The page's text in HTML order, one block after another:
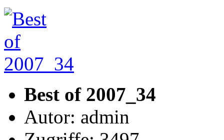
Best of 2007_34
Autor: admin